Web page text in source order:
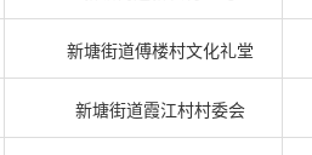
新塘街道傅楼村文化礼堂
新塘街道霞江村村委会